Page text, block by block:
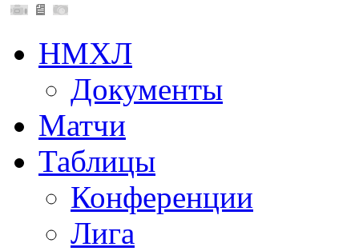
НМХЛ
Документы
Матчи
Таблицы
Конференции
Лига